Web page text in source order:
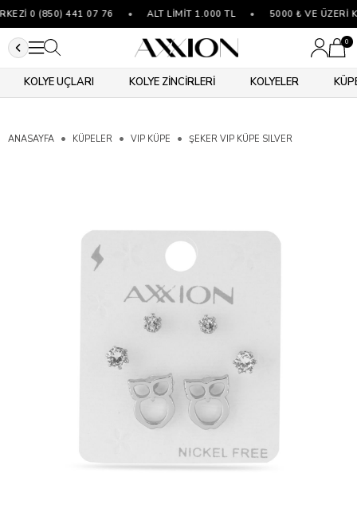
0 (850) 441 07 76 ALT LİMİT 1.000 TL 5000 ₺ VE ÜZERİ
0
KOLYE UÇLARI KOLYE ZİNCİRLERİ KOLYELER
ANASAYFA KÜPELER VIP KÜPE ŞEKER VIP KÜPE SILVER